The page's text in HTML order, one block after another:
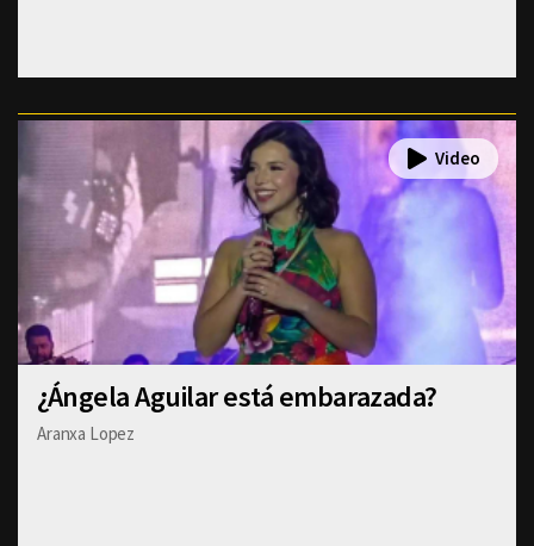
¿Ángela Aguilar está embarazada?
Aranxa Lopez